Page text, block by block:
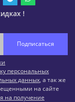
!
Подписаться
персональных
данных, а так же
на сайте
на получение